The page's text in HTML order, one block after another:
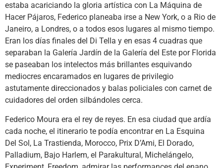
estaba acariciando la gloria artística con La Máquina de
Hacer Pájaros, Federico planeaba irse a New York, o a Rio de
Janeiro, a Londres, o a todos esos lugares al mismo tiempo.
Eran los días finales del Di Tella y en esas 4 cuadras que
separaban la Galería Jardín de la Galería del Este por Florida
se paseaban los intelectos más brillantes esquivando
mediocres encaramados en lugares de privilegio
astutamente direccionados y balas policiales con carnet de
cuidadores del orden silbándoles cerca.
Federico Moura era el rey de reyes. En esa ciudad que ardía
cada noche, el itinerario te podía encontrar en La Esquina
Del Sol, La Trastienda, Morocco, Prix D’Ami, El Dorado,
Palladium, Bajo Harlem, el Parakultural, Michelángelo,